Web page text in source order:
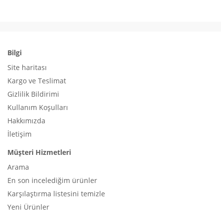
Bilgi
Site haritası
Kargo ve Teslimat
Gizlilik Bildirimi
Kullanım Koşulları
Hakkımızda
İletişim
Müşteri Hizmetleri
Arama
En son incelediğim ürünler
Karşılaştırma listesini temizle
Yeni Ürünler